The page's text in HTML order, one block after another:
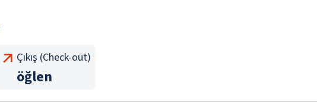
Çıkış (Check-out)
öğlen